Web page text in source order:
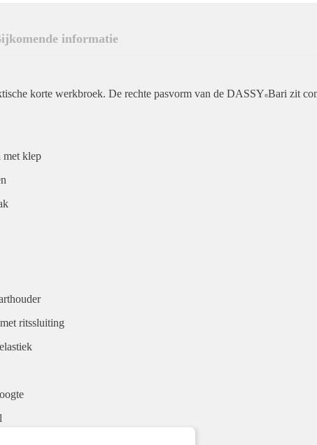
informatie
korte werkbroek. De rechte pasvorm van de DASSY®Bari zit
met klep
ritssluiting